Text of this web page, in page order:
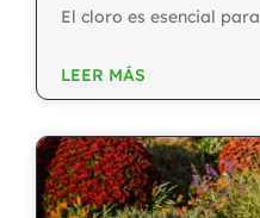
El cloro es esencial para
LEER MÁS